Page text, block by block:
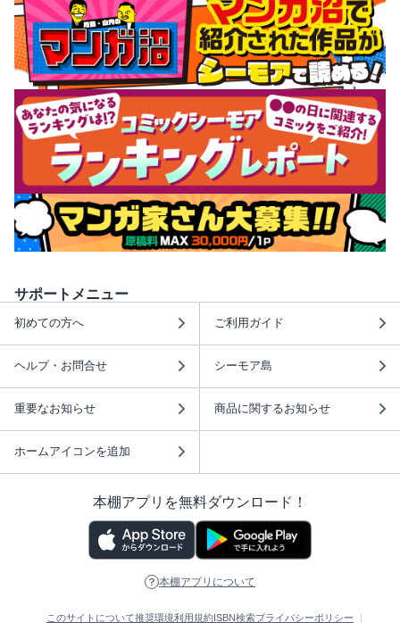
サポートメニュー
初めての方へ ご利用ガイド
ヘルプ・お問合せ シーモア島
重要なお知らせ 商品に関するお知らせ
ホームアイコンを追加
本棚アプリを無料ダウンロード！
本棚アプリについて
このサイトについて推奨環境利用規約ISBN検索プライバシーポリシー